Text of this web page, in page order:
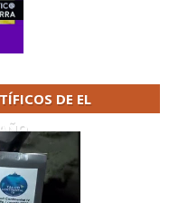
DE EL